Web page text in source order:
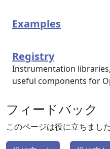
Examples
Registry
Instrumentation
useful components for
フィードバック
このページは役に立ちまし